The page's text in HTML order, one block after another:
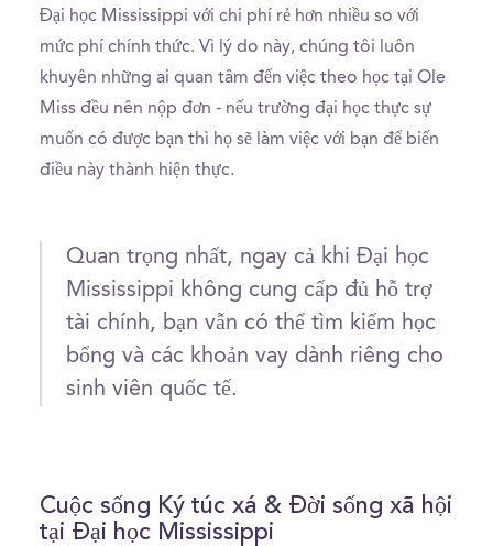
Đại học Mississippi với chi phí rẻ hơn nhiều so với
mức phí chính thức. Vì lý do này, chúng tôi luôn
khuyên những ai quan tâm đến việc theo học tại Ole
Miss đều nên nộp đơn - nếu trường đại học thực sự
muốn có được bạn thì họ sẽ làm việc với bạn để biến
điều này thành hiện thực.
Quan trọng nhất, ngay cả khi Đại học
Mississippi không cung cấp đủ hỗ trợ
tài chính, bạn vẫn có thể tìm kiếm học
bổng và các khoản vay dành riêng cho
sinh viên quốc tế.
Cuộc sống Ký túc xá & Đời sống xã hội
tại Đại học Mississippi